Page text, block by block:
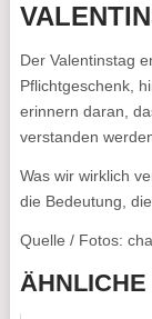
Der Valentinstag
Pflichtgeschenk,
erinnern daran,
verstanden
Was wir wirklich
die Bedeutung,
Quelle / Fotos: